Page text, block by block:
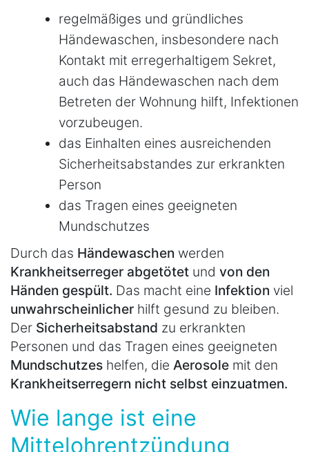
regelmäßiges und gründliches
Händewaschen, insbesondere nach
Kontakt mit erregerhaltigem Sekret,
auch das Händewaschen nach dem
Betreten der Wohnung hilft, Infektionen
vorzubeugen.
das Einhalten eines ausreichenden
Sicherheitsabstandes zur erkrankten
Person
das Tragen eines geeigneten
Mundschutzes
Durch das Händewaschen werden
Krankheitserreger abgetötet und von den
Händen gespült. Das macht eine Infektion viel
unwahrscheinlicher hilft gesund zu bleiben.
Der Sicherheitsabstand zu erkrankten
Personen und das Tragen eines geeigneten
Mundschutzes helfen, die Aerosole mit den
Krankheitserregern nicht selbst einzuatmen.
Wie lange ist eine
Mittelohrentzündung